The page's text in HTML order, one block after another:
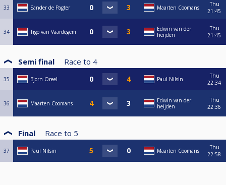
33 Sander de Pagter Maarten Coomans
Thu
21:45
34 Tigo van Vaardegem
Edwin van der
heijden
Thu
21:45
Semi final Race to 4
35 Bjorn Oreel Paul Nilsin
Thu
22:34
36 Maarten Coomans
Edwin van der
heijden
Thu
22:36
Final Race to 5
37 Paul Nilsin Maarten Coomans
Thu
22:58